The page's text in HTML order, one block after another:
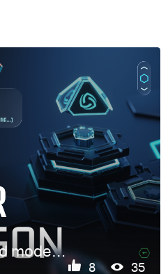
Cyber polygon: 3d modeling, lookdev, compositing
8 35